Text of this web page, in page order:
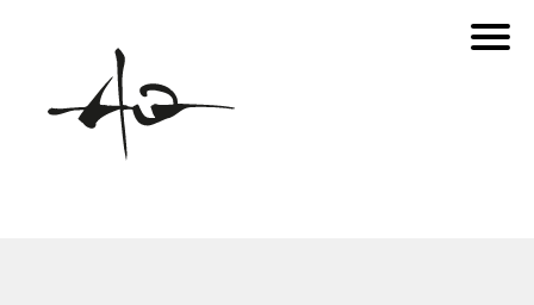
fara.de
Invesco
Urseler Straße